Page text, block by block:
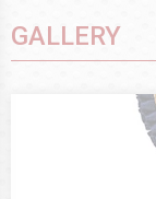
GALLERY